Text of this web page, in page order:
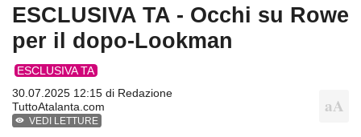
ESCLUSIVA TA - Occhi su Rowe
per il dopo-Lookman
ESCLUSIVA TA
30.07.2025 12:15 di Redazione
TuttoAtalanta.com
VEDI LETTURE